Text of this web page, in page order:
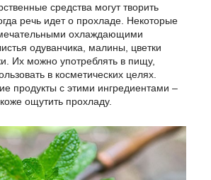
средства могут творить
речь идет о прохладе. Некоторые
охлаждающими
одуванчика, малины, цветки
Их можно употреблять в пищу,
в косметических целях.
продукты с этими ингредиентами –
ощутить прохладу.